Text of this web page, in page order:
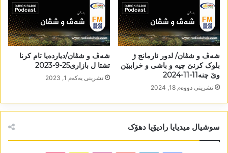
شەڤ و شڤان/ لدور ئارمانج ژ
بلوک کرنێ چیە و باشی و خرابیێن
وێ چنە11-11-2024
تشرینی دووه‌م 18, 2024
شەڤ و شڤان/دیاردەیا تام کرنا
تشتا ل بازاری25-9-2023
تشرینی یه‌كه‌م 1, 2023
سوشیال میدیایا رادیۆیا دھۆک